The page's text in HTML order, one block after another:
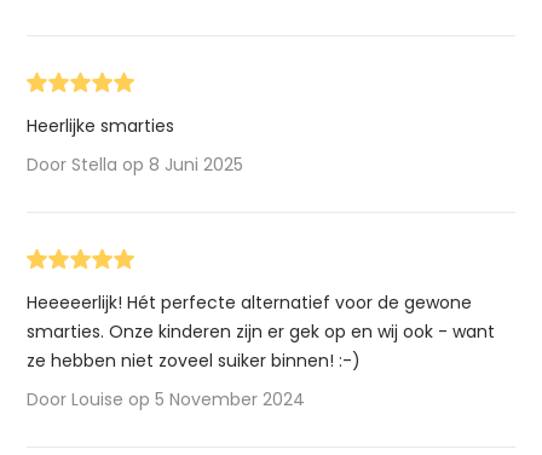
Heerlijke smarties
Door Stella op 8 Juni 2025
Heeeeerlijk! Hét perfecte alternatief voor de gewone
smarties. Onze kinderen zijn er gek op en wij ook - want
ze hebben niet zoveel suiker binnen! :-)
Door Louise op 5 November 2024